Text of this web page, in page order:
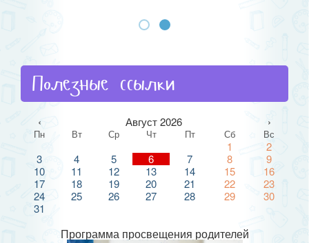
Полезные ссылки
‹ Август 2026 ›
Пн Вт Ср Чт Пт Сб Вс
1
2
3
4 5 6 7 8
9
10
11 12 13 14 15
16
17
18 19 20 21 22
23
24
25 26 27 28 29
30
31
Программа просвещения родителей